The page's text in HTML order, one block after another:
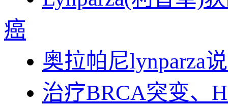
癌
奥拉帕尼lynparza
治疗BRCA突变、